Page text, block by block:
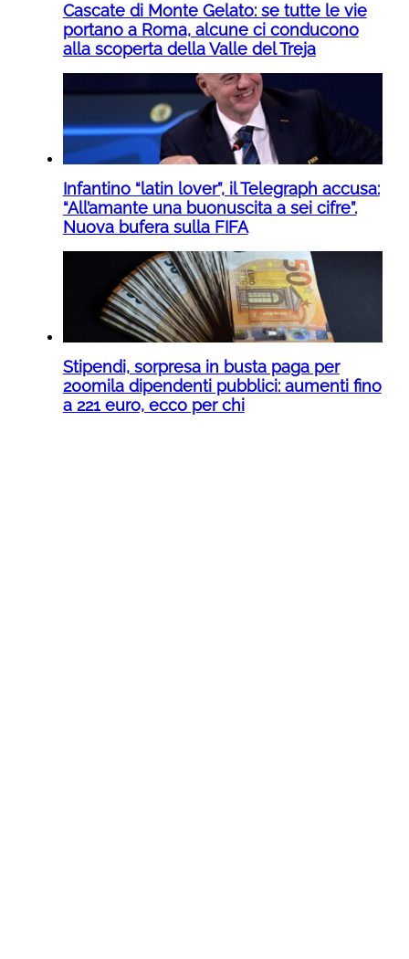
Cascate di Monte Gelato: se tutte le vie
portano a Roma, alcune ci conducono
alla scoperta della Valle del Treja
Infantino “latin lover”, il Telegraph accusa:
“All’amante una buonuscita a sei cifre”.
Nuova bufera sulla FIFA
Stipendi, sorpresa in busta paga per
200mila dipendenti pubblici: aumenti fino
a 221 euro, ecco per chi